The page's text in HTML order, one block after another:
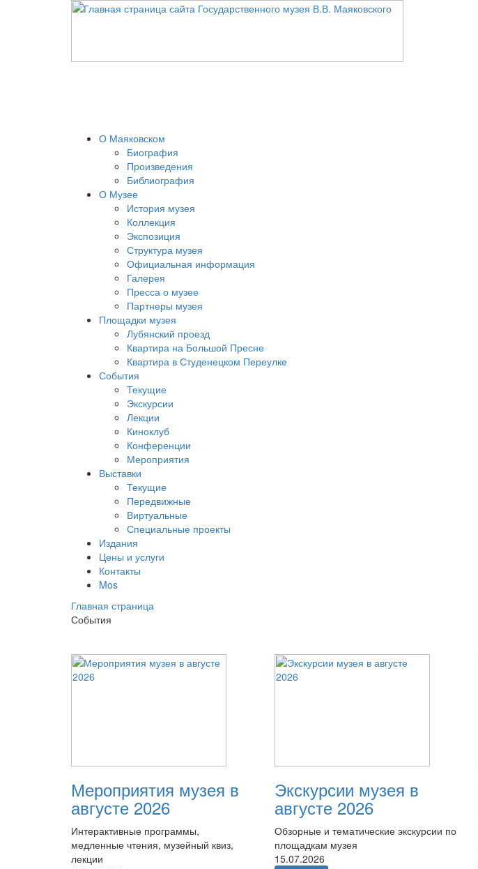
О Маяковском
Биография
Произведения
Библиография
О Музее
История музея
Коллекция
Экспозиция
Структура музея
Официальная информация
Галерея
Пресса о музее
Партнеры музея
Площадки музея
Лубянский проезд
Квартира на Большой Пресне
Квартира в Студенецком Переулке
События
Текущие
Экскурсии
Лекции
Киноклуб
Конференции
Мероприятия
Выставки
Текущие
Передвижные
Виртуальные
Специальные проекты
Издания
Цены и услуги
Контакты
Mos
Главная страница
События
Мероприятия музея в
августе 2026
Интерактивные программы,
медленные чтения, музейный квиз,
лекции
Экскурсии музея в
августе 2026
Обзорные и тематические экскурсии по
площадкам музея
15.07.2026